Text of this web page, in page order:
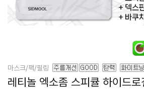
마스크/팩/필링
레티놀 엑소좀 스피큘 하이드